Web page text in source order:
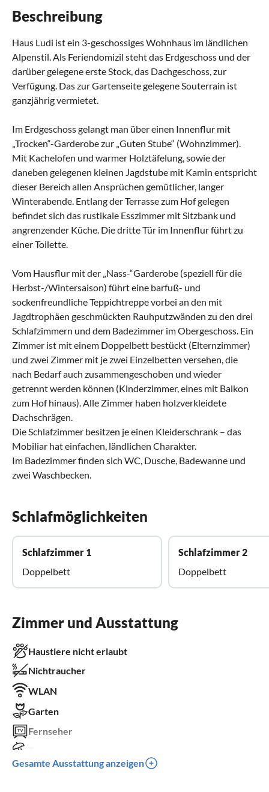
Beschreibung
Haus Ludi ist ein 3-geschossiges Wohnhaus im ländlichen
Alpenstil. Als Feriendomizil steht das Erdgeschoss und der
darüber gelegene erste Stock, das Dachgeschoss, zur
Verfügung. Das zur Gartenseite gelegene Souterrain ist
ganzjährig vermietet.
Im Erdgeschoss gelangt man über einen Innenflur mit
„Trocken“-Garderobe zur „Guten Stube“ (Wohnzimmer).
Mit Kachelofen und warmer Holztäfelung, sowie der
daneben gelegenen kleinen Jagdstube mit Kamin entspricht
dieser Bereich allen Ansprüchen gemütlicher, langer
Winterabende. Entlang der Terrasse zum Hof gelegen
befindet sich das rustikale Esszimmer mit Sitzbank und
angrenzender Küche. Die dritte Tür im Innenflur führt zu
einer Toilette.
Vom Hausflur mit der „Nass-“Garderobe (speziell für die
Herbst-/Wintersaison) führt eine barfuß- und
sockenfreundliche Teppichtreppe vorbei an den mit
Jagdtrophäen geschmückten Rauhputzwänden zu den drei
Schlafzimmern und dem Badezimmer im Obergeschoss. Ein
Zimmer ist mit einem Doppelbett bestückt (Elternzimmer)
und zwei Zimmer mit je zwei Einzelbetten versehen, die
nach Bedarf auch zusammengeschoben und wieder
getrennt werden können (Kinderzimmer, eines mit Balkon
zum Hof hinaus). Alle Zimmer haben holzverkleidete
Dachschrägen.
Die Schlafzimmer besitzen je einen Kleiderschrank – das
Mobiliar hat einfachen, ländlichen Charakter.
Im Badezimmer finden sich WC, Dusche, Badewanne und
zwei Waschbecken.
Schlafmöglichkeiten
Schlafzimmer 1
Doppelbett
Schlafzimmer 2
Doppelbett
Zimmer und Ausstattung
Haustiere nicht erlaubt
Nichtraucher
WLAN
Garten
Fernseher
Spülmaschine
Gesamte Ausstattung anzeigen